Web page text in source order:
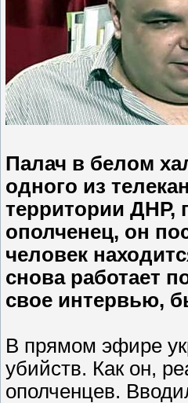
Палач в белом
одного из
территории ДНР,
ополченец, он
человек
снова работает
свое интервью,
В прямом эфире
убийств. Как он,
ополченцев.